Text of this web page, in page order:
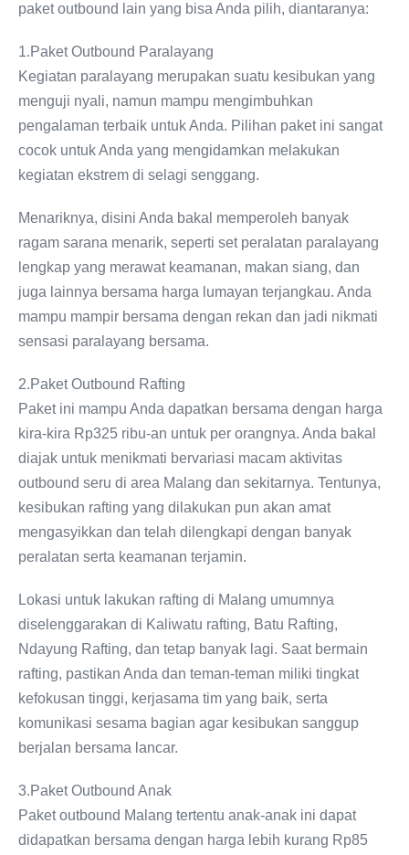
paket outbound lain yang bisa Anda pilih, diantaranya:
1.Paket Outbound Paralayang
Kegiatan paralayang merupakan suatu kesibukan yang
menguji nyali, namun mampu mengimbuhkan
pengalaman terbaik untuk Anda. Pilihan paket ini sangat
cocok untuk Anda yang mengidamkan melakukan
kegiatan ekstrem di selagi senggang.
Menariknya, disini Anda bakal memperoleh banyak
ragam sarana menarik, seperti set peralatan paralayang
lengkap yang merawat keamanan, makan siang, dan
juga lainnya bersama harga lumayan terjangkau. Anda
mampu mampir bersama dengan rekan dan jadi nikmati
sensasi paralayang bersama.
2.Paket Outbound Rafting
Paket ini mampu Anda dapatkan bersama dengan harga
kira-kira Rp325 ribu-an untuk per orangnya. Anda bakal
diajak untuk menikmati bervariasi macam aktivitas
outbound seru di area Malang dan sekitarnya. Tentunya,
kesibukan rafting yang dilakukan pun akan amat
mengasyikkan dan telah dilengkapi dengan banyak
peralatan serta keamanan terjamin.
Lokasi untuk lakukan rafting di Malang umumnya
diselenggarakan di Kaliwatu rafting, Batu Rafting,
Ndayung Rafting, dan tetap banyak lagi. Saat bermain
rafting, pastikan Anda dan teman-teman miliki tingkat
kefokusan tinggi, kerjasama tim yang baik, serta
komunikasi sesama bagian agar kesibukan sanggup
berjalan bersama lancar.
3.Paket Outbound Anak
Paket outbound Malang tertentu anak-anak ini dapat
didapatkan bersama dengan harga lebih kurang Rp85